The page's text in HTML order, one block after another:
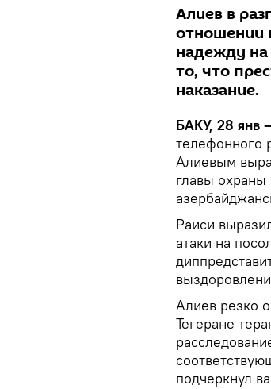
Алиев в
отношении
надежду на
то, что
наказание.
БАКУ, 28 янв
телефонного
Алиевым
главы охраны
Раиси
атаки на
Алиев резко
Тегеране
подчеркнул